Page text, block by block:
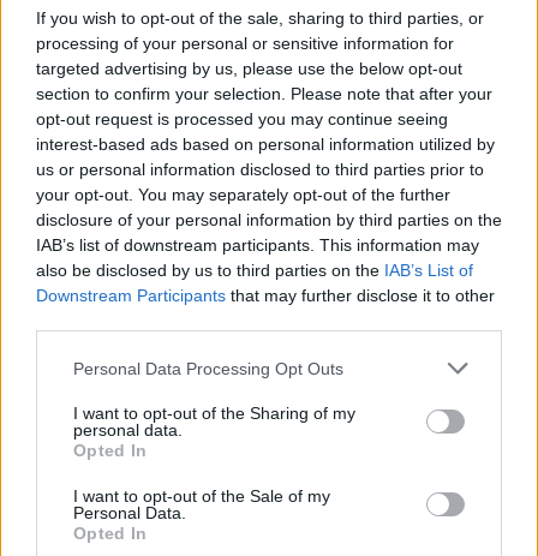
If you wish to opt-out of the sale, sharing to third parties, or
processing of your personal or sensitive information for
targeted advertising by us, please use the below opt-out
section to confirm your selection. Please note that after your
opt-out request is processed you may continue seeing
interest-based ads based on personal information utilized by
us or personal information disclosed to third parties prior to
your opt-out. You may separately opt-out of the further
disclosure of your personal information by third parties on the
IAB’s list of downstream participants. This information may
also be disclosed by us to third parties on the IAB’s List of
Downstream Participants that may further disclose it to other
Please note that this website/app uses one or more Google
not limited to your visit or usage behaviour. You may click to
grant or deny consent to Google and its third-party tags to
use your data for below specified purposes in below Google
consent section.
Personal Data Processing Opt Outs
I want to opt-out of the Sharing of my
personal data.
Opted In
I want to opt-out of the Sale of my
Personal Data.
Opted In
sor eléggé megtépázták a Yaris Rally1-es hátulját a
csapattársak. Egyben jól mutatja, hogy a Toyota sem
rendelkezik feltétlenül sok tartalék alkatrésszel és hogy
valószínűleg a 2022-es Rally1-esek aerodinamikáját
kevésbé befolyásolja a hátsó lökhárító hiánya.
Lappi a Rally1-es mezőny végéről fog Svédországban az
első napon rajtolni, ami még annak ellenére is hasznára